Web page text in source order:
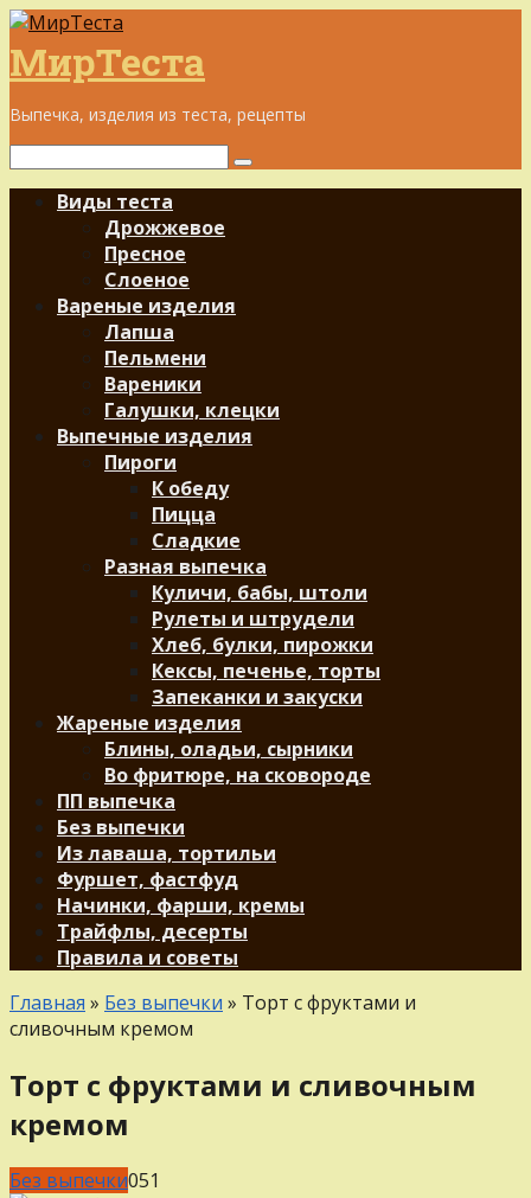
Перейти
к
контенту
МирТеста
Выпечка, изделия из теста, рецепты
Поиск:
Виды теста
Дрожжевое
Пресное
Слоеное
Вареные изделия
Лапша
Пельмени
Вареники
Галушки, клецки
Выпечные изделия
Пироги
К обеду
Пицца
Сладкие
Разная выпечка
Куличи, бабы, штоли
Рулеты и штрудели
Хлеб, булки, пирожки
Кексы, печенье, торты
Запеканки и закуски
Жареные изделия
Блины, оладьи, сырники
Во фритюре, на сковороде
ПП выпечка
Без выпечки
Из лаваша, тортильи
Фуршет, фастфуд
Начинки, фарши, кремы
Трайфлы, десерты
Правила и советы
Главная » Без выпечки » Торт с фруктами и
сливочным кремом
Торт с фруктами и сливочным
кремом
Без выпечки051